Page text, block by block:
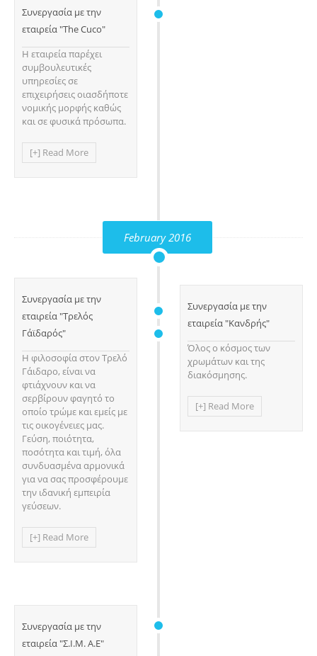
Συνεργασία με την
εταιρεία "The Cuco"
Η εταιρεία παρέχει
συμβουλευτικές
υπηρεσίες σε
επιχειρήσεις οιασδήποτε
νομικής μορφής καθώς
και σε φυσικά πρόσωπα.
[+] Read More
February 2016
Συνεργασία με την
εταιρεία "Τρελός
Γάϊδαρός"
Η φιλοσοφία στον Τρελό
Γάιδαρο, είναι να
φτιάχνουν και να
σερβίρουν φαγητό το
οποίο τρώμε και εμείς με
τις οικογένειες μας.
Γεύση, ποιότητα,
ποσότητα και τιμή, όλα
συνδυασμένα αρμονικά
για να σας προσφέρουμε
την ιδανική εμπειρία
γεύσεων.
[+] Read More
Συνεργασία με την
εταιρεία "Σ.Ι.Μ. Α.Ε"
Συνεργασία με την
εταιρεία "Κανδρής"
Όλος ο κόσμος των
χρωμάτων και της
διακόσμησης.
[+] Read More